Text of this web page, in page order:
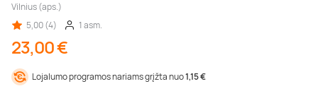
Vilnius (aps.)
5,00 (4)
1 asm.
23,00 €
Lojalumo programos nariams grįžta nuo1,15 €